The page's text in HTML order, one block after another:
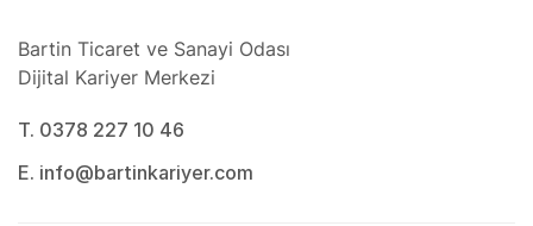
Bartin Ticaret ve Sanayi Odası
Dijital Kariyer Merkezi
T. 0378 227 10 46
E. info@bartinkariyer.com